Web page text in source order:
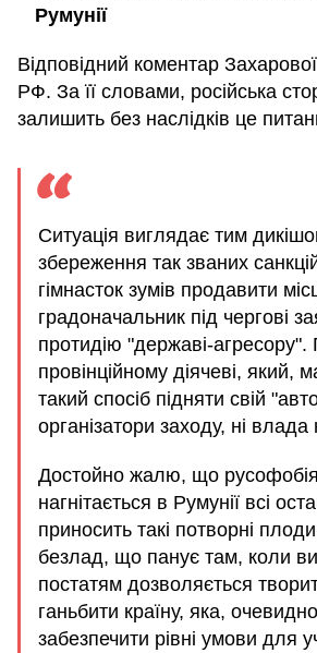
Румунії
Відповідний коментар Захарової
РФ. За її словами, російська
залишить без наслідків це
Ситуація виглядає тим
збереження так званих
гімнасток зумів продавити
градоначальник під чергові
протидію "державі-агресору".
провінційному діячеві, який,
такий спосіб підняти свій
організатори заходу, ні
Достойно жалю, що
нагнітається в Румунії всі
приносить такі потворні
безлад, що панує там, коли
постатям дозволяється
ганьбити країну, яка,
забезпечити рівні умови для